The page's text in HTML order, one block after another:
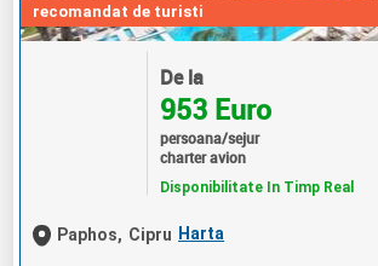
recomandat de turisti
De la
953 Euro
persoana/sejur
charter avion
Disponibilitate In Timp Real
Paphos, Cipru Harta